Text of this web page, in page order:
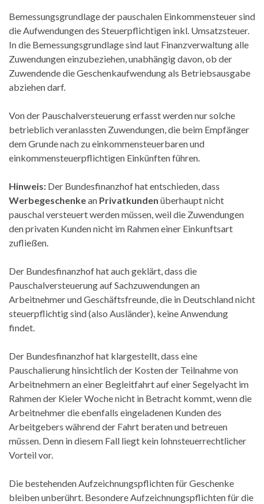
Bemessungsgrundlage der pauschalen Einkommensteuer sind
die Aufwendungen des Steuerpflichtigen inkl. Umsatzsteuer.
In die Bemessungsgrundlage sind laut Finanzverwaltung alle
Zuwendungen einzubeziehen, unabhängig davon, ob der
Zuwendende die Geschenkaufwendung als Betriebsausgabe
abziehen darf.
Von der Pauschalversteuerung erfasst werden nur solche
betrieblich veranlassten Zuwendungen, die beim Empfänger
dem Grunde nach zu einkommensteuerbaren und
einkommensteuerpflichtigen Einkünften führen.
Hinweis: Der Bundesfinanzhof hat entschieden, dass
Werbegeschenkean Privatkunden überhaupt nicht
pauschal versteuert werden müssen, weil die Zuwendungen
den privaten Kunden nicht im Rahmen einer Einkunftsart
zufließen.
Der Bundesfinanzhof hat auch geklärt, dass die
Pauschalversteuerung auf Sachzuwendungen an
Arbeitnehmer und Geschäftsfreunde, die in Deutschland nicht
steuerpflichtig sind (also Ausländer), keine Anwendung
findet.
Der Bundesfinanzhof hat klargestellt, dass eine
Pauschalierung hinsichtlich der Kosten der Teilnahme von
Arbeitnehmern an einer Begleitfahrt auf einer Segelyacht im
Rahmen der Kieler Woche nicht in Betracht kommt, wenn die
Arbeitnehmer die ebenfalls eingeladenen Kunden des
Arbeitgebers während der Fahrt beraten und betreuen
müssen. Denn in diesem Fall liegt kein lohnsteuerrechtlicher
Vorteil vor.
Die bestehenden Aufzeichnungspflichten für Geschenke
bleiben unberührt. Besondere Aufzeichnungspflichten für die